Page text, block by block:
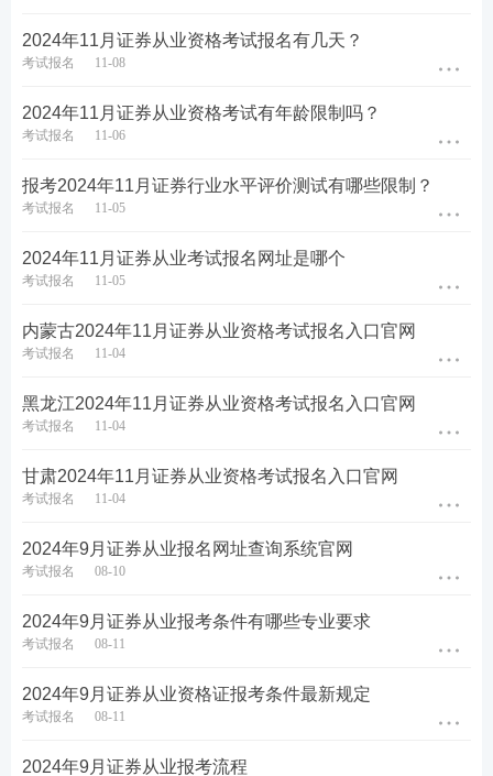
第二步：输入-用户名-密码-验证码登录。（新用户先
注册账号）
第三步：阅读承诺书，勾选“我已阅读并承诺”，进行
2024年11月证券从业资格考试报名有几天？
考试报名 11-08
2024年11月证券从业资格考试有年龄限制吗？
考试报名 11-06
报考2024年11月证券行业水平评价测试有哪些限制？
考试报名 11-05
2024年11月证券从业考试报名网址是哪个
考试报名 11-05
内蒙古2024年11月证券从业资格考试报名入口官网
考试报名 11-04
黑龙江2024年11月证券从业资格考试报名入口官网
考试报名 11-04
甘肃2024年11月证券从业资格考试报名入口官网
考试报名 11-04
2024年9月证券从业报名网址查询系统官网
考试报名 08-10
2024年9月证券从业报考条件有哪些专业要求
考试报名 08-11
2024年9月证券从业资格证报考条件最新规定
考试报名 08-11
2024年9月证券从业报考流程